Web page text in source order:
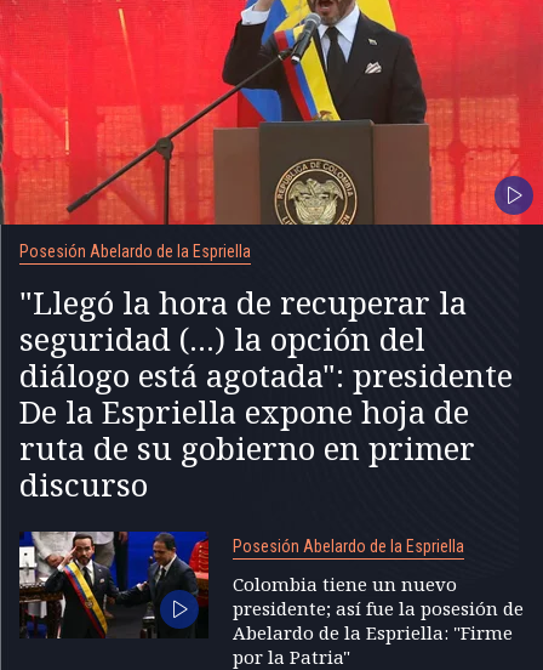
Posesión Abelardo de la Espriella
"Llegó la hora de recuperar la
seguridad (...) la opción del
diálogo está agotada": presidente
De la Espriella expone hoja de
ruta de su gobierno en primer
discurso
Posesión Abelardo de la Espriella
Colombia tiene un nuevo
presidente; así fue la posesión de
Abelardo de la Espriella: "Firme
por la Patria"